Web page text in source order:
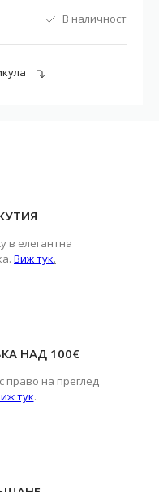
В наличност
в елегантна
Виж тук.
НАД 100€
право на преглед
тук.